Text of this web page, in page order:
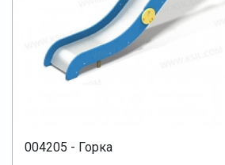
004205 - Горка